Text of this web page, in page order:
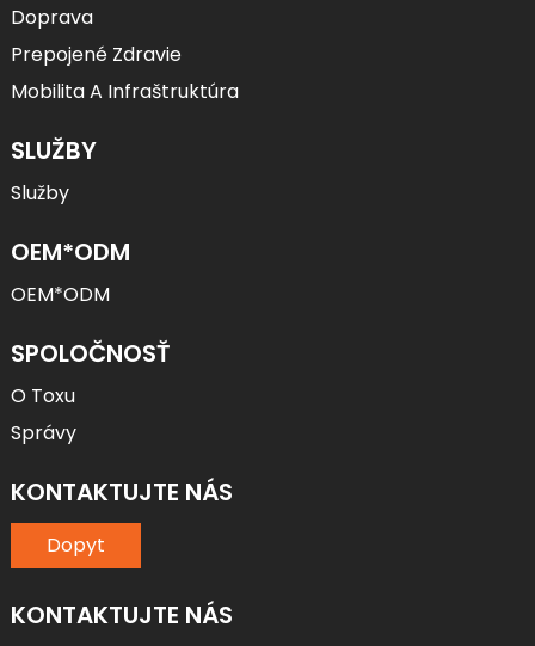
Doprava
Prepojené Zdravie
Mobilita A Infraštruktúra
SLUŽBY
Služby
OEM*ODM
OEM*ODM
SPOLOČNOSŤ
O Toxu
Správy
KONTAKTUJTE NÁS
Dopyt
KONTAKTUJTE NÁS